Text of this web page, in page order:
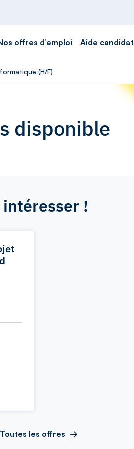
offres d’emploi Aide candidat
(H/F)
disponible
!
Toutes les offres